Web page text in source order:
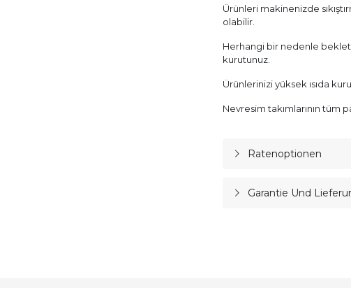
Ürünleri makinenizde
olabilir.
Herhangi bir nedenle
kurutunuz.
Ürünlerinizi yüksek ısıda
Nevresim takımlarının tüm
Ratenoptionen
Garantie Und